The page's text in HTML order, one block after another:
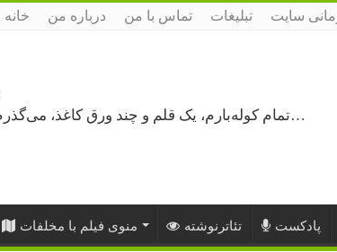
خانه درباره من تماس با من تبلیغات سایت
تمام کوله‌بارم، یک قلم و چند ورق کاغذ، می‌گذرم از هزار و یک راه نرفته…
منوی فیلم با مخلفات تئاترنوشته پادکست